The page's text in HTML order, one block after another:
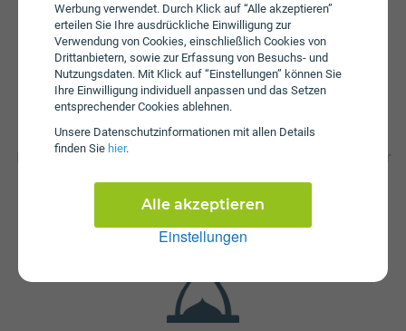
Werbung verwendet. Durch Klick auf “Alle akzeptieren”
erteilen Sie Ihre ausdrückliche Einwilligung zur
Verwendung von Cookies, einschließlich Cookies von
Drittanbietern, sowie zur Erfassung von Besuchs- und
Nutzungsdaten. Mit Klick auf “Einstellungen” können Sie
Ihre Einwilligung individuell anpassen und das Setzen
entsprechender Cookies ablehnen.
Unsere Daten­schutz­informationen mit allen Details
finden Sie hier.
Einstellungen
Alle akzeptieren
Fristen
Der Tarif GLASFASER OAN 300er ist mit 12 Monaten oder
beträgt 1 Monat.